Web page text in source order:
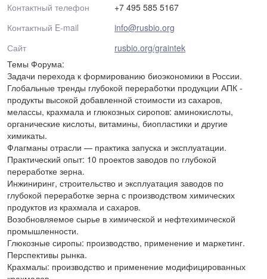
Контактный телефон
+7 495 585 5167
Контактный E-mail
info@rusbio.org
Сайт
rusbio.org/graintek
Темы Форума:
Задачи перехода к формированию биоэкономики в России.
Глобальные тренды глубокой переработки продукции АПК -
продукты высокой добавленной стоимости из сахаров,
мелассы, крахмала и глюкозных сиропов: аминокислоты,
органические кислоты, витамины, биопластики и другие
химикаты.
Флагманы отрасли — практика запуска и эксплуатации.
Практический опыт: 10 проектов заводов по глубокой
переработке зерна.
Инжиниринг, строительство и эксплуатация заводов по
глубокой переработке зерна с производством химических
продуктов из крахмала и сахаров.
Возобновляемое сырье в химической и нефтехимической
промышленности.
Глюкозные сиропы: производство, применение и маркетинг.
Перспективы рынка.
Крахмалы: производство и применение модифицированных